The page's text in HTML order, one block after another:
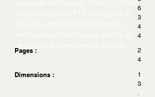
6
3
4
4
Pages :
2
4
Dimensions :
1
3
.